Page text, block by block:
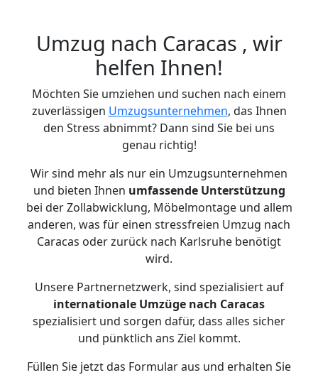
Umzug nach Caracas , wir
helfen Ihnen!
Möchten Sie umziehen und suchen nach einem
zuverlässigen Umzugsunternehmen, das Ihnen
den Stress abnimmt? Dann sind Sie bei uns
genau richtig!
Wir sind mehr als nur ein Umzugsunternehmen
und bieten Ihnen umfassende Unterstützung
bei der Zollabwicklung, Möbelmontage und allem
anderen, was für einen stressfreien Umzug nach
Caracas oder zurück nach Karlsruhe benötigt
wird.
Unsere Partnernetzwerk, sind spezialisiert auf
internationale Umzüge nach Caracas
spezialisiert und sorgen dafür, dass alles sicher
und pünktlich ans Ziel kommt.
Füllen Sie jetzt das Formular aus und erhalten Sie